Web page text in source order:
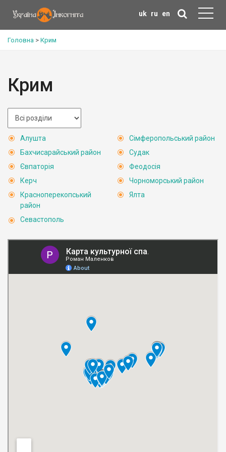
uk ru en
Головна > Крим
Крим
Алушта
Бахчисарайський район
Євпаторія
Керч
Красноперекопський
район
Севастополь
Сімферопольський район
Судак
Феодосія
Чорноморський район
Ялта